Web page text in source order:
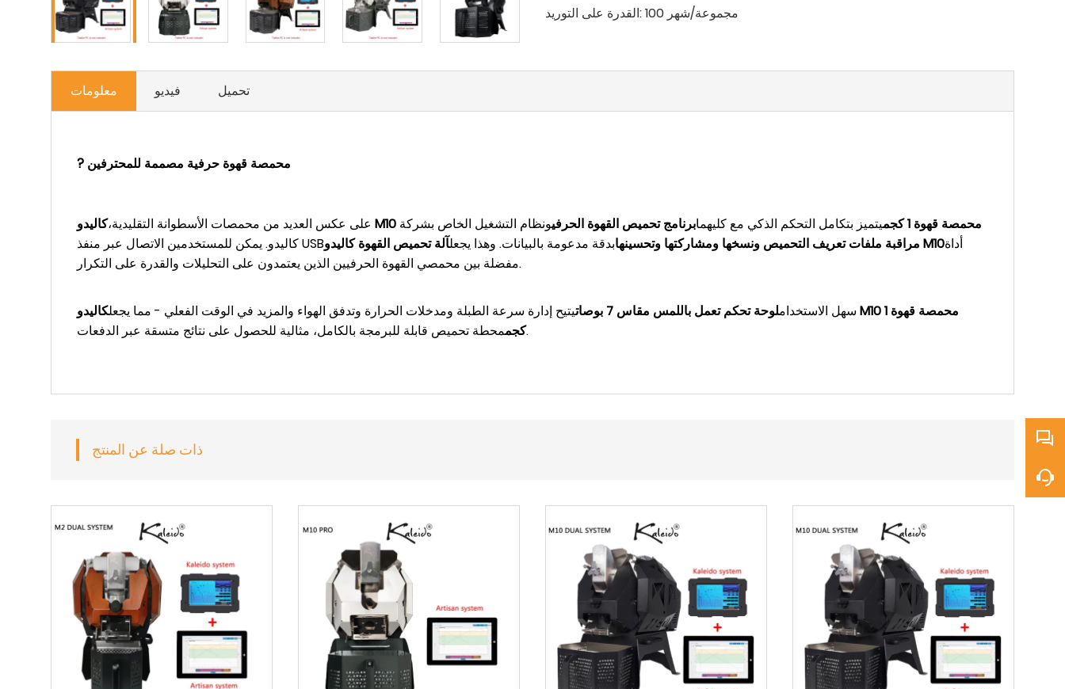
القدرة على التوريد:
100 مجموعة/شهر
معلومات فيديو تحميل
? محمصة قهوة حرفية مصممة للمحترفين
على عكس العديد من محمصات الأسطوانة التقليدية، كاليدو M10 محمصة قهوة 1 كجم يتميز بتكامل التحكم الذكي مع كليهمابرنامج تحميص القهوة الحرفيونظام التشغيل الخاص بشركة
كاليدو. يمكن للمستخدمين الاتصال عبر منفذ USB
مراقبة ملفات تعريف التحميص ونسخها ومشاركتها وتحسينهابدقة مدعومة بالبيانات. وهذا يجعل آلة تحميص القهوة كاليدو M10أداة
مفضلة بين محمصي القهوة الحرفيين الذين يعتمدون على التحليلات والقدرة على التكرار.
سهل الاستخداملوحة تحكم تعمل باللمس مقاس 7 بوصات يتيح إدارة سرعة الطبلة ومدخلات الحرارة وتدفق الهواء والمزيد في الوقت الفعلي - مما يجعلكاليدو M10 محمصة قهوة 1
كجممحطة تحميص قابلة للبرمجة بالكامل، مثالية للحصول على نتائج متسقة عبر الدفعات.
ذات صلة عن المنتج